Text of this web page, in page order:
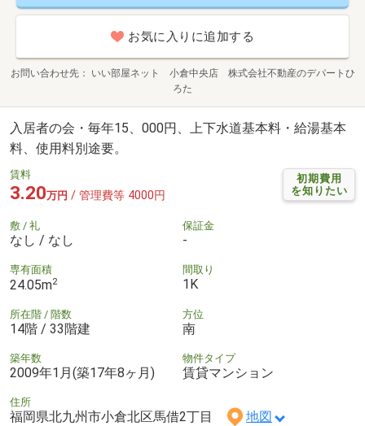
お気に入りに追加する
お問い合わせ先
いい部屋ネット 小倉中央店 株式会社不動産のデパートひ
ろた
入居者の会・毎年15、000円、上下水道基本料・給湯基本
料、使用料別途要。
初期費用
を知りたい
賃料
3.20万円 / 管理費等 4000円
敷 / 礼
なし / なし
保証金
-
専有面積
24.05m2
間取り
1K
所在階 / 階数
14階 / 33階建
方位
南
築年数
2009年1月(築17年8ヶ月)
物件タイプ
賃貸マンション
住所
福岡県北九州市小倉北区馬借2丁目 地図